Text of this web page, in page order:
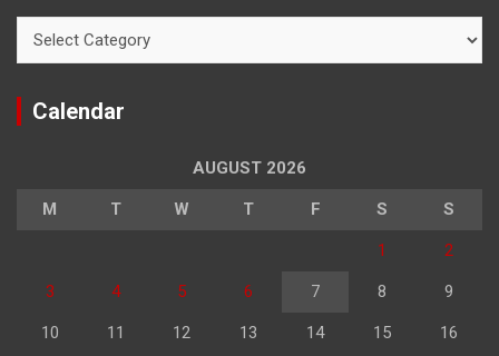
Calendar
AUGUST 2026
M T W T F S S
1 2
3 4 5 6 7 8 9
10 11 12 13 14 15 16